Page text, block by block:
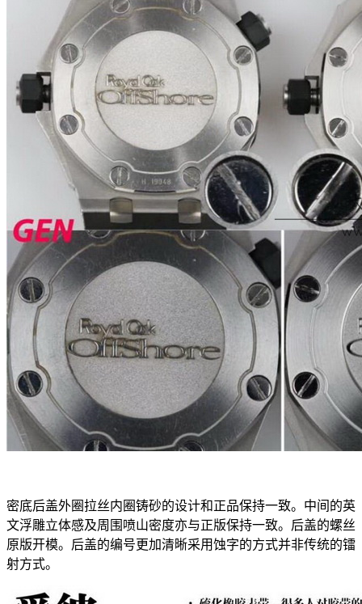
密底后盖外圈拉丝内圈铸砂的设计和正品保持一致。中间的英
文浮雕立体感及周围喷山密度亦与正版保持一致。后盖的螺丝
原版开模。后盖的编号更加清晰采用蚀字的方式并非传统的镭
射方式。